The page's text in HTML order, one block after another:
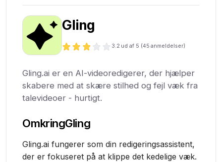
Gling
3.2 ud af 5 (45 anmeldelser)
Gling.ai er en AI-videoredigerer, der hjælper
skabere med at skære stilhed og fejl væk fra
talevideoer - hurtigt.
OmkringGling
Gling.ai fungerer som din redigeringsassistent,
der er fokuseret på at klippe det kedelige væk.